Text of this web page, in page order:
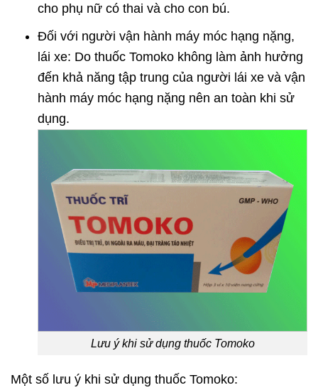
cho phụ nữ có thai và cho con bú.
Đối với người vận hành máy móc hạng nặng,
lái xe: Do thuốc Tomoko không làm ảnh hưởng
đến khả năng tập trung của người lái xe và vận
hành máy móc hạng nặng nên an toàn khi sử
dụng.
Lưu ý khi sử dụng thuốc Tomoko
Một số lưu ý khi sử dụng thuốc Tomoko: